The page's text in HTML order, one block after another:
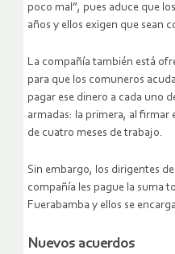
poco mal”, pues aduce que
años y ellos exigen que sean
La compañía también está
para que los comuneros
pagar ese dinero a cada uno
armadas: la primera, al firmar
de cuatro meses de trabajo.
Sin embargo, los dirigentes
compañía les pague la suma
Fuerabamba y ellos se
Nuevos acuerdos